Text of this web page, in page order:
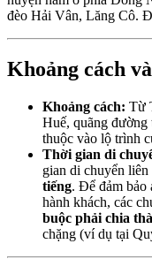
đèo Hải Vân, Lăng Cô.
Khoảng cách
Khoảng cách: Từ
Huế, quãng
thuộc vào lộ trình
Thời gian di
gian di chuyển
tiếng. Để đảm bảo
hành khách, các
buộc phải chia
chặng (ví dụ tại